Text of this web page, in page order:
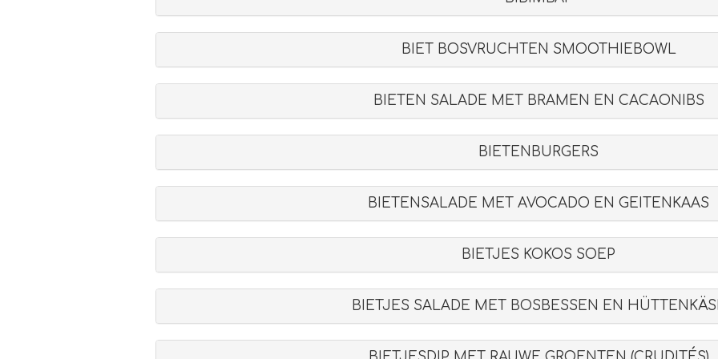
BIET BOSVRUCHTEN SMOOTHIEBOWL
BIETEN SALADE MET BRAMEN EN CACAONIBS
BIETENBURGERS
BIETENSALADE MET AVOCADO EN GEITENKAAS
BIETJES KOKOS SOEP
BIETJES SALADE MET BOSBESSEN EN